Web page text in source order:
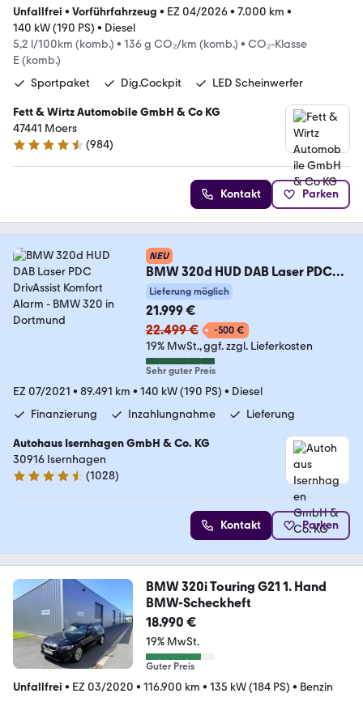
Unfallfrei • Vorführfahrzeug • EZ 04/2026• 7.000 km •
140 kW (190 PS) • Diesel
5,2 l/100km (komb.) • 136 g CO₂/km (komb.) • CO₂-Klasse
E (komb.)
Sportpaket
Dig.Cockpit LED Scheinwerfer
Fett & Wirtz Automobile GmbH & Co KG
47441 Moers
4.4 Sterne
(984)
Kontakt Parken
NEU
BMW 320d HUD DAB Laser PDC
DrivAssist Komfort Alarm
Lieferung möglich
21.999 €
22.499 €
-500 €
19% MwSt. ggf. zzgl. Lieferkosten
Sehr guter Preis
EZ 07/2021 • 89.491 km • 140 kW (190 PS) • Diesel
Finanzierung
Inzahlungnahme Lieferung
Autohaus Isernhagen GmbH & Co. KG
30916 Isernhagen
4.5 Sterne
(1028)
Kontakt Parken
BMW 320i Touring G21 1. Hand
BMW-Scheckheft
18.990 €
19% MwSt.
Guter Preis
Unfallfrei • EZ 03/2020 • 116.900 km • 135 kW (184 PS) • Benzin